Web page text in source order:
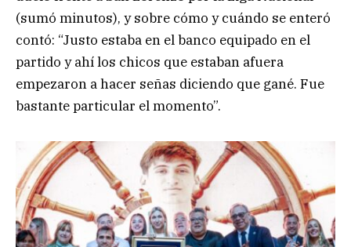
(sumó minutos), y sobre cómo y cuándo se enteró
contó: “Justo estaba en el banco equipado en el
partido y ahí los chicos que estaban afuera
empezaron a hacer señas diciendo que gané. Fue
bastante particular el momento”.